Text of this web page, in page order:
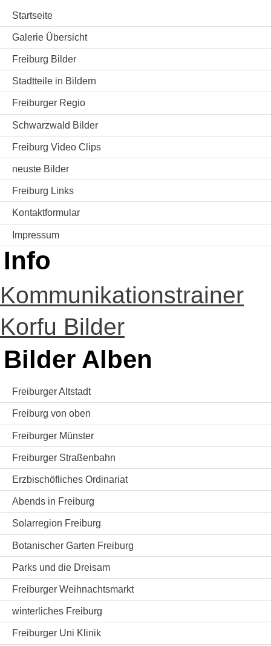
Startseite
Galerie Übersicht
Freiburg Bilder
Stadtteile in Bildern
Freiburger Regio
Schwarzwald Bilder
Freiburg Video Clips
neuste Bilder
Freiburg Links
Kontaktformular
Impressum
Info
Kommunikationstrainer
Korfu Bilder
Bilder Alben
Freiburger Altstadt
Freiburg von oben
Freiburger Münster
Freiburger Straßenbahn
Erzbischöfliches Ordinariat
Abends in Freiburg
Solarregion Freiburg
Botanischer Garten Freiburg
Parks und die Dreisam
Freiburger Weihnachtsmarkt
winterliches Freiburg
Freiburger Uni Klinik